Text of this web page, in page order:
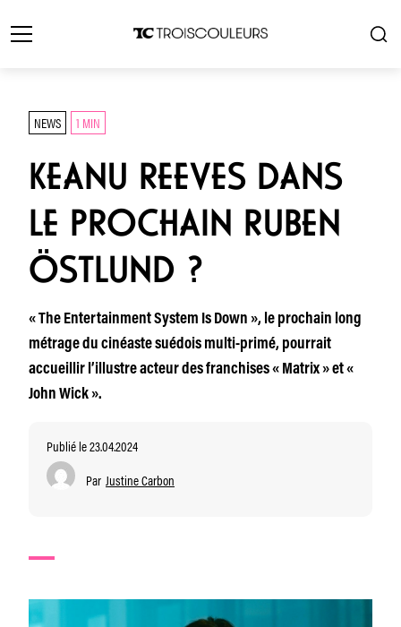
NEWS 1 MIN
KEANU REEVES DANS
LE PROCHAIN RUBEN
ÖSTLUND ?
« The Entertainment System Is Down », le prochain long
métrage du cinéaste suédois multi-primé, pourrait
accueillir l’illustre acteur des franchises « Matrix » et «
John Wick ».
Publié le 23.04.2024
Par Justine Carbon